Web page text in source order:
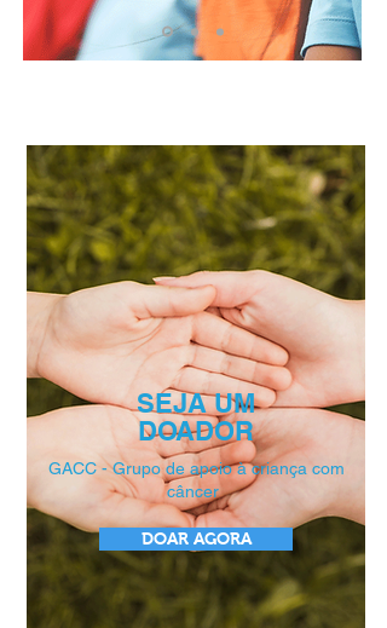
SEJA UM
DOADOR
GACC - Grupo de apoio à criança com
câncer
DOAR AGORA